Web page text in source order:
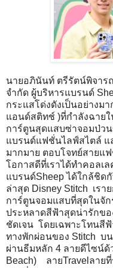
นายอภินันท์ ตรีรัตน์พิจาร
จำกัด ผู้บริหารแบรนด์
กระแสโด่งดังเป็นอย่างม
แอนด์สติทช์ )ที่กำลังฉาย
การ์ตูนสุดแสบซ่าจอมป่ว
แบรนด์แฟชั่นไลฟ์สไตล์ แ
มากมาย ตอบโจทย์สายแ
โอกาสดีที่เราได้ทำคอลเ
แบรนด์Sheep ได้ใกล้ชิ
ล่าสุด Disney Stitch เรา
การ์ตูนจอมแสบที่สุดในจัก
ประหลาดสีฟ้าสุดน่ารักขอ
ชัดเจน โดยเฉพาะโทนสีฟ้
ทางพักผ่อนของ Stitch บ
ผ่านธีมหลัก 4 ลายดีไซน์ด้
Beach) ลายTravelลายที่